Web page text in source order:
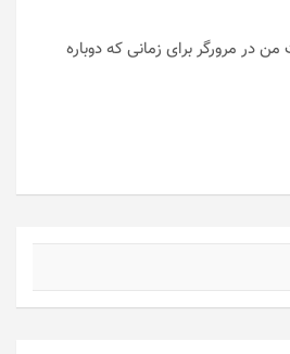
در مرورگر برای زمانی که دوباره